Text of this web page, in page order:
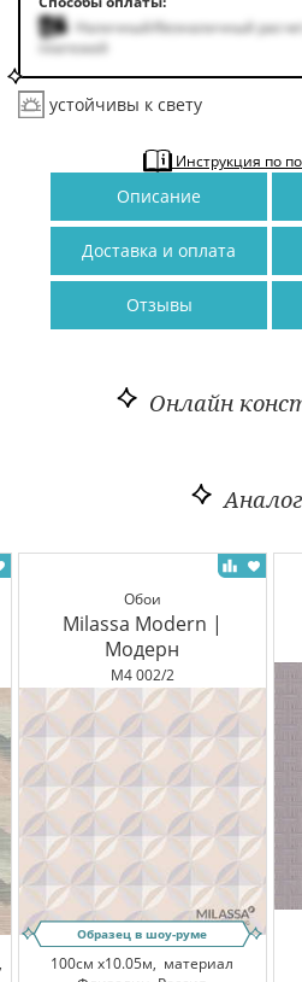
Наличный/безналичный
платежей
устойчивы к свету
Инструкция по
Описание
Доставка и оплата
Отзывы
Онлайн
Обои
Milassa Modern |
Модерн
M4 002/2
Образец в шоу-руме
100см x10.05м, материал